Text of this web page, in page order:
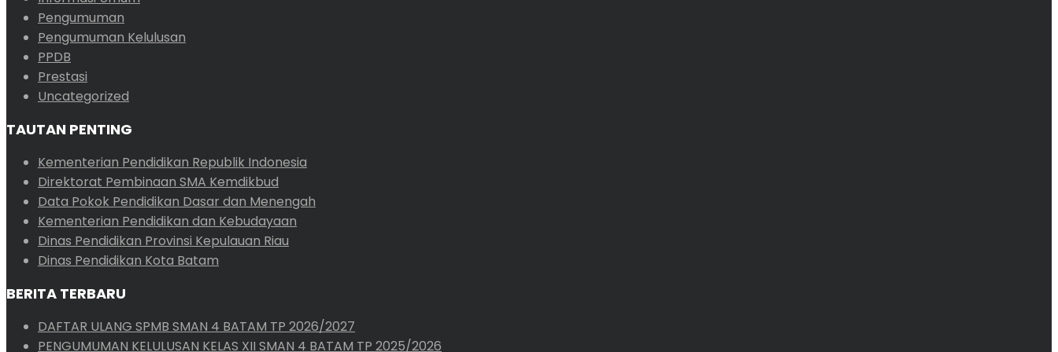
Pengumuman
Pengumuman Kelulusan
PPDB
Prestasi
Uncategorized
TAUTAN PENTING
Kementerian Pendidikan Republik Indonesia
Direktorat Pembinaan SMA Kemdikbud
Data Pokok Pendidikan Dasar dan Menengah
Kementerian Pendidikan dan Kebudayaan
Dinas Pendidikan Provinsi Kepulauan Riau
Dinas Pendidikan Kota Batam
BERITA TERBARU
DAFTAR ULANG SPMB SMAN 4 BATAM TP 2026/2027
PENGUMUMAN KELULUSAN KELAS XII SMAN 4 BATAM TP 2025/2026